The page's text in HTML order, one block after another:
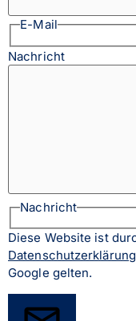
E-Mail
Nachricht
Nachricht
Diese Website ist
Datenschutzerklärung
Google gelten.